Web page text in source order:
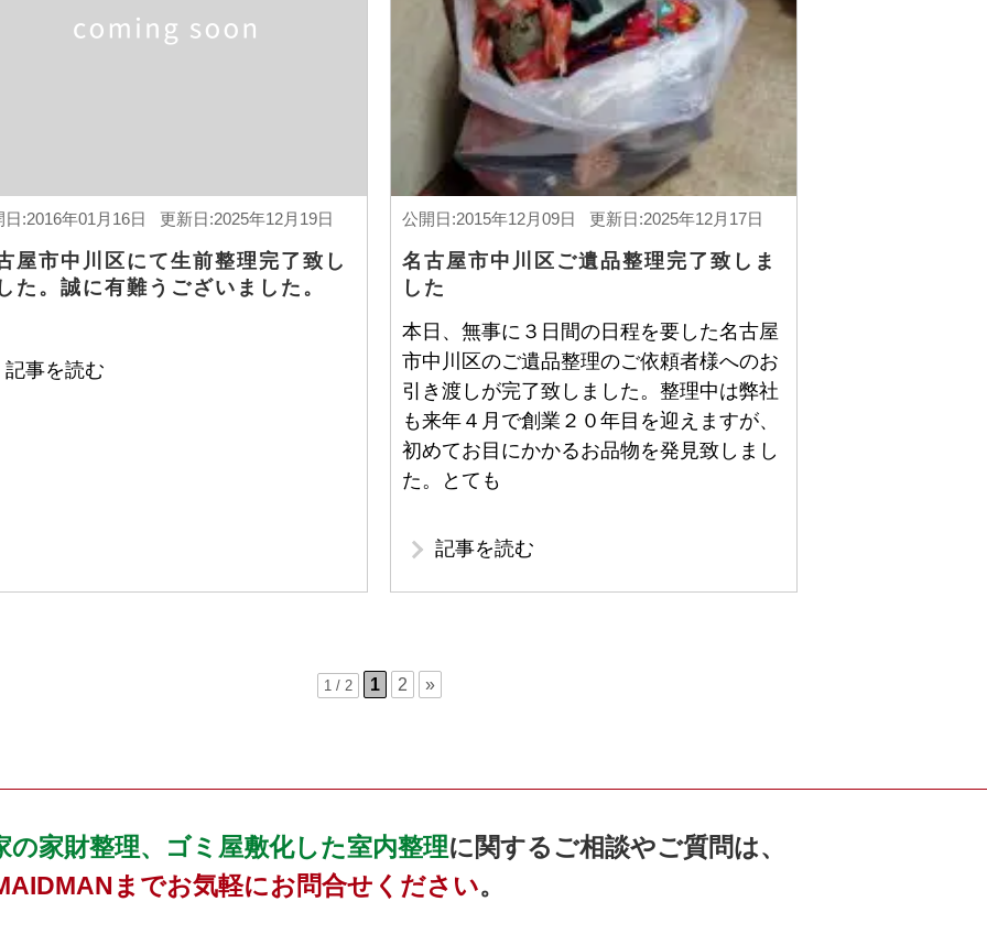
日:2016年01月16日 更新日:2025年12月19日
屋市中川区にて生前整理完了致し
た。誠に有難うございました。
記事を読む
公開日:2015年12月09日 更新日:2025年12月17日
名古屋市中川区ご遺品整理完了致しま
した
本日、無事に３日間の日程を要した名古屋
市中川区のご遺品整理のご依頼者様へのお
引き渡しが完了致しました。整理中は弊社
も来年４月で創業２０年目を迎えますが、
初めてお目にかかるお品物を発見致しまし
た。とても
記事を読む
1 / 2 1 2 »
の家財整理、ゴミ屋敷化した室内整理に関するご相談やご質問は、
までお気軽にお問合せください。